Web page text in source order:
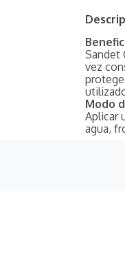
Sandet
vez
Modo
Aplicar
agua,